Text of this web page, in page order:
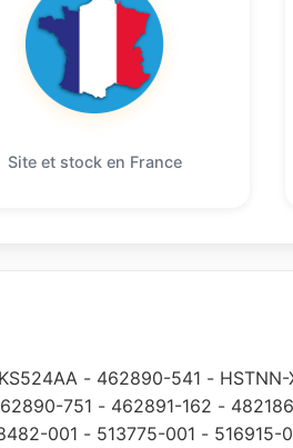
Site et stock en France
KS524AA - 462890-541 - HSTNN-
751 - 462891-162 -
001 - 513775-001 - 516915-